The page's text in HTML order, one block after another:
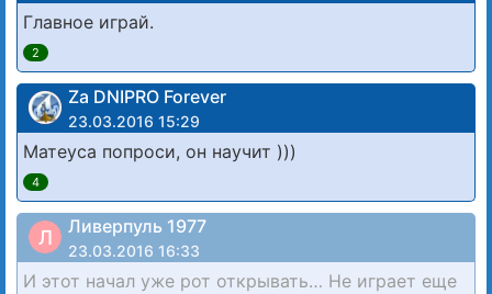
Главное играй.
2
Za DNIPRO Forever
23.03.2016 15:29
Матеуса попроси, он научит )))
4
Л Ливерпуль 1977
23.03.2016 16:33
И этот начал уже рот открывать… Не играет еще